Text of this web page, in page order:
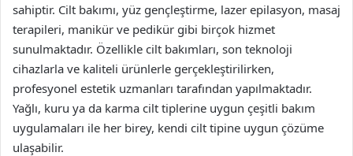
sahiptir. Cilt bakımı, yüz gençleştirme, lazer epilasyon, masaj
terapileri, manikür ve pedikür gibi birçok hizmet
sunulmaktadır. Özellikle cilt bakımları, son teknoloji
cihazlarla ve kaliteli ürünlerle gerçekleştirilirken,
profesyonel estetik uzmanları tarafından yapılmaktadır.
Yağlı, kuru ya da karma cilt tiplerine uygun çeşitli bakım
uygulamaları ile her birey, kendi cilt tipine uygun çözüme
ulaşabilir.